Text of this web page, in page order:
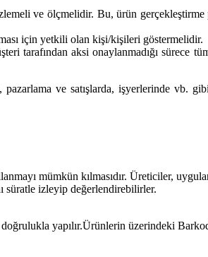
ve ölçmelidir. Bu, ürün
için yetkili olan kişi/kişileri göstermelidir.
aksi onaylanmadığı sürece
ve satışlarda, işyerlerinde vb.
mümkün kılmasıdır. Üreticiler,
süratle izleyip değerlendirebilirler.
yapılır.Ürünlerin üzerindeki